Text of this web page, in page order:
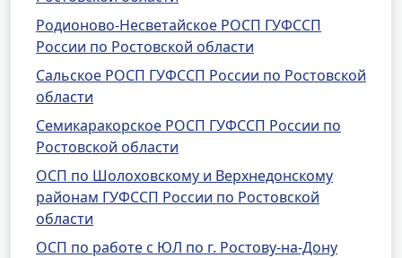
Родионово-Несветайское РОСП ГУФССП
России по Ростовской области
Сальское РОСП ГУФССП России по Ростовской
области
Семикаракорское РОСП ГУФССП России по
Ростовской области
ОСП по Шолоховскому и Верхнедонскому
районам ГУФССП России по Ростовской
области
ОСП по работе с ЮЛ по г. Ростову-на-Дону